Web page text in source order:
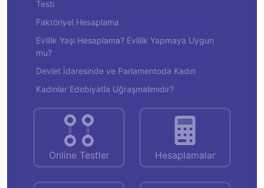
Testi
Faktöriyel Hesaplama
Evlilik Yaşı Hesaplama? Evlilik Yapmaya Uygun
mu?
Devlet İdaresinde ve Parlamentoda Kadın
Kadınlar Edebiyatla Uğraşmalımıdır?
Online Testler Hesaplamalar